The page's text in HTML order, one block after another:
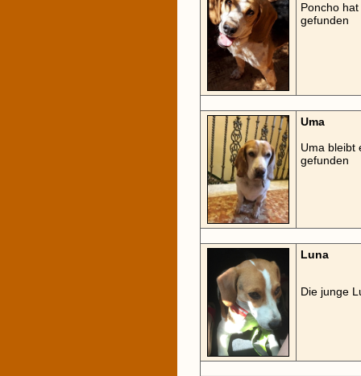
Poncho
gefunden
Uma
Uma bleibt
gefunden
Luna
Die junge